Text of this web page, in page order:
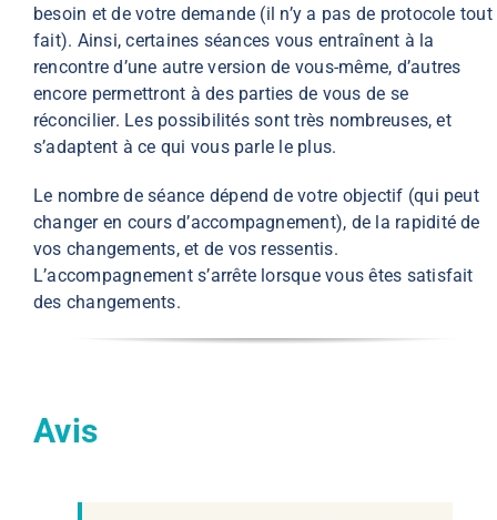
besoin et de votre demande (il n’y a pas de protocole tout
fait). Ainsi, certaines séances vous entraînent à la
rencontre d’une autre version de vous-même, d’autres
encore permettront à des parties de vous de se
réconcilier. Les possibilités sont très nombreuses, et
s’adaptent à ce qui vous parle le plus.
Le nombre de séance dépend de votre objectif (qui peut
changer en cours d’accompagnement), de la rapidité de
vos changements, et de vos ressentis.
L’accompagnement s’arrête lorsque vous êtes satisfait
des changements.
Avis